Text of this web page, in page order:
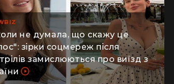
не думала, що скажу це
зірки соцмереж після
замислюються про виїзд з